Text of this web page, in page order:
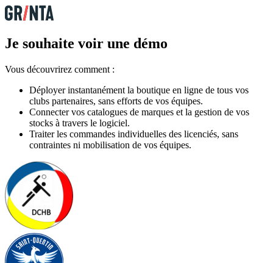
Je souhaite voir une démo
Vous découvrirez comment :
Déployer instantanément la boutique en ligne de tous vos
clubs partenaires, sans efforts de vos équipes.
Connecter vos catalogues de marques et la gestion de vos
stocks à travers le logiciel.
Traiter les commandes individuelles des licenciés, sans
contraintes ni mobilisation de vos équipes.